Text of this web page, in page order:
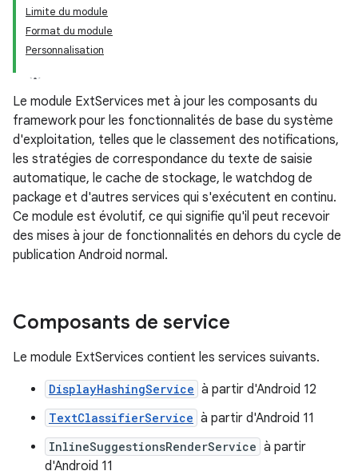
Limite du module
Format du module
Personnalisation
Le module ExtServices met à jour les composants du
framework pour les fonctionnalités de base du système
d'exploitation, telles que le classement des notifications,
les stratégies de correspondance du texte de saisie
automatique, le cache de stockage, le watchdog de
package et d'autres services qui s'exécutent en continu.
Ce module est évolutif, ce qui signifie qu'il peut recevoir
des mises à jour de fonctionnalités en dehors du cycle de
publication Android normal.
Composants de service
Le module ExtServices contient les services suivants.
DisplayHashingService à partir d'Android 12
TextClassifierService à partir d'Android 11
InlineSuggestionsRenderService à partir
d'Android 11